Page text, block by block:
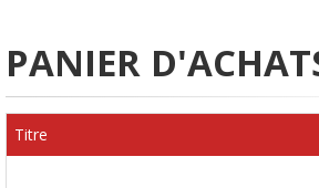
PANIER
Titre